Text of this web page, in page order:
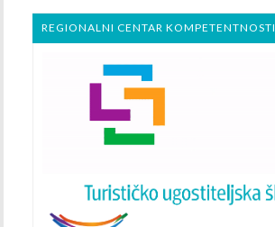
REGIONALNI CENTAR KOMPETENTNOSTI